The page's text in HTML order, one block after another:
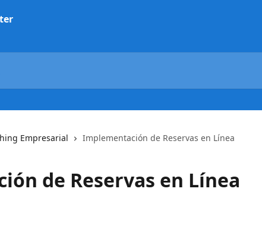
Empresarial Implementación de Reservas en Línea
de Reservas en Línea